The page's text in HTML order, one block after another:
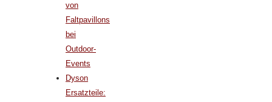
von
Faltpavillons
bei
Outdoor-
Events
Dyson
Ersatzteile: